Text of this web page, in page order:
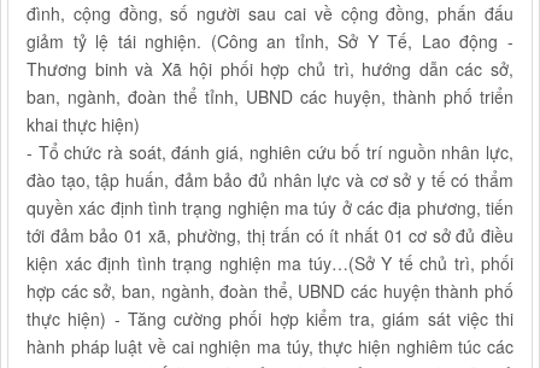
đình, cộng đồng, số người sau cai về cộng đồng, phấn đấu
giảm tỷ lệ tái nghiện. (Công an tỉnh, Sở Y Tế, Lao động -
Thương binh và Xã hội phối hợp chủ trì, hướng dẫn các sở,
ban, ngành, đoàn thể tỉnh, UBND các huyện, thành phố triển
khai thực hiện)
- Tổ chức rà soát, đánh giá, nghiên cứu bố trí nguồn nhân lực,
đào tạo, tập huấn, đảm bảo đủ nhân lực và cơ sở y tế có thẩm
quyền xác định tình trạng nghiện ma túy ở các địa phương, tiến
tới đảm bảo 01 xã, phường, thị trấn có ít nhất 01 cơ sở đủ điều
kiện xác định tình trạng nghiện ma túy…(Sở Y tế chủ trì, phối
hợp các sở, ban, ngành, đoàn thể, UBND các huyện thành phố
thực hiện) - Tăng cường phối hợp kiểm tra, giám sát việc thi
hành pháp luật về cai nghiện ma túy, thực hiện nghiêm túc các